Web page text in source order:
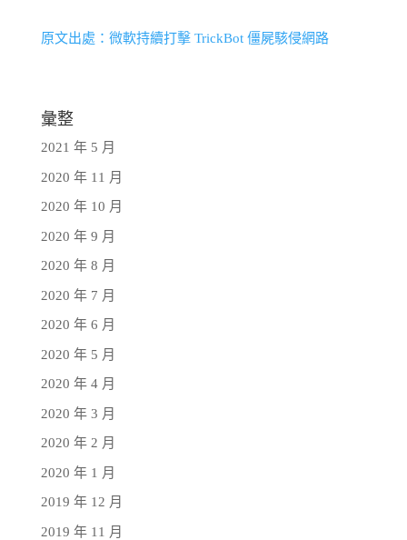
原文出處：微軟持續打擊 TrickBot 僵屍駭侵網路
彙整
2021 年 5 月
2020 年 11 月
2020 年 10 月
2020 年 9 月
2020 年 8 月
2020 年 7 月
2020 年 6 月
2020 年 5 月
2020 年 4 月
2020 年 3 月
2020 年 2 月
2020 年 1 月
2019 年 12 月
2019 年 11 月